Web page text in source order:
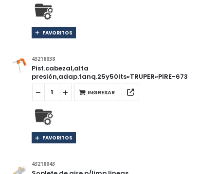
FAVORITOS
43218038
Pist.cabezal,alta
presión,adap.tanq.25y50lts»TRUPER»PIRE-673
INGRESAR
FAVORITOS
43218043